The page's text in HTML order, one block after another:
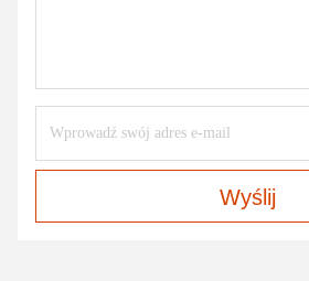
Wyślij